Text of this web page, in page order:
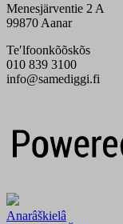
Menesjärventie 2 A
99870 Aanar
Teʹlfoonkõõskõs
010 839 3100
info@samediggi.fi
Anarâškielâ